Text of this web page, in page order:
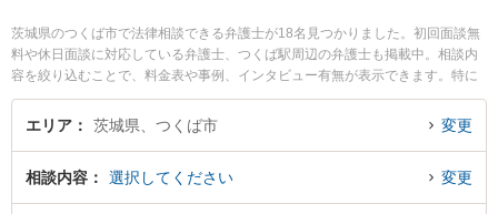
茨城県のつくば市で法律相談できる弁護士が18名見つかりました。初回面談無
料や休日面談に対応している弁護士、つくば駅周辺の弁護士も掲載中。相談内
容を絞り込むことで、料金表や事例、インタビュー有無が表示できます。特に
さくらの杜法律事務所の塚田 学弁護士や関根国際法律事務所の関根 光一弁護
士、つくば第一法律事務所の篠木 光洋弁護士のプロフィール情報や弁護士費
用、強みなどが注目されています。離婚や相続、交通事故から不動産、ネット
ちの方は是非ご利用ください。つくば市で土日や夜間に発生した不倫慰謝料ト
ラブルを今すぐに弁護士に相談したい』『交通事故の過失割合や後遺障害のト
エリア 茨城県、つくば市 変更
相談内容 選択してください 変更